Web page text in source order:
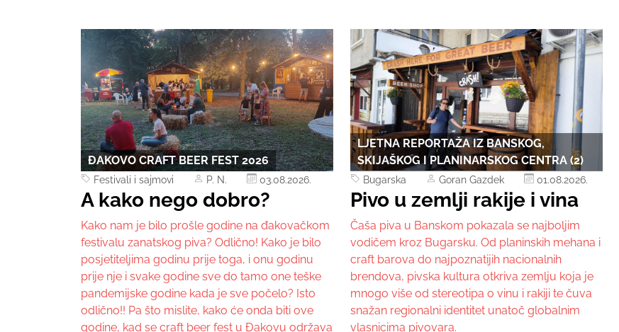
ĐAKOVO CRAFT BEER FEST 2026
Festivali i sajmovi P. N. 03.08.2026.
A kako nego dobro?
Kako nam je bilo prošle godine na đakovačkom
festivalu zanatskog piva? Odlično! Kako je bilo
posjetiteljima godinu prije toga, i onu godinu
prije nje i svake godine sve do tamo one teške
pandemijske godine kada je sve počelo? Isto
odlično!! Pa što mislite, kako će onda biti ove
godine, kad se craft beer fest u Đakovu održava
LJETNA REPORTAŽA IZ BANSKOG,
SKIJAŠKOG I PLANINARSKOG CENTRA (2)
Bugarska Goran Gazdek 01.08.2026.
Pivo u zemlji rakije i vina
Čaša piva u Banskom pokazala se najboljim
vodičem kroz Bugarsku. Od planinskih mehana i
craft barova do najpoznatijih nacionalnih
brendova, pivska kultura otkriva zemlju koja je
mnogo više od stereotipa o vinu i rakiji te čuva
snažan regionalni identitet unatoč globalnim
vlasnicima pivovara.